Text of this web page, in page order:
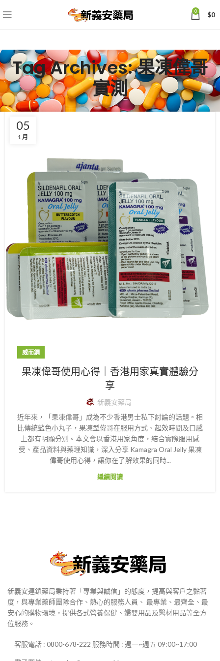
0 $0
Tag Archives: 果凍偉哥
實測
05
1 月
威而鋼
果凍偉哥使用心得｜香港用家真實體驗分
享
新義安藥局
近年來，「果凍偉哥」成為不少香港男士私下討論的話題。相
比傳統藍色小丸子，果凍型偉哥在服用方式、起效時間及口感
上都有明顯分別。本文會以香港用家角度，結合實際服用感
受、產品資料與藥理知識，深入分享 Kamagra Oral Jelly 果凍
偉哥使用心得，讓你在了解效果的同時...
繼續閱讀
新義安連鎖藥局秉持著「專業與誠信」的態度，提高與客戶之黏著
度，與專業藥師團隊合作、熱心的服務人員、 最專業、最齊全、最
安心的購物環境，提供各式營養保健、婦嬰用品及醫材用品等全方
位服務。
客服電話 : 0800-678-222 服務時間 : 週一~週五 09:00~17:00